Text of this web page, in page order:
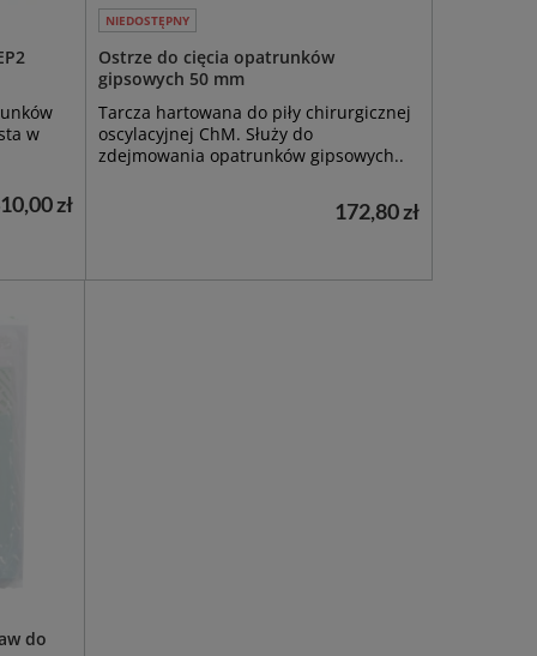
w
zł
NIEDOSTĘPNY
Ostrze do cięcia opatrunków
gipsowych 50 mm
Tarcza hartowana do piły chirurgicznej
oscylacyjnej ChM. Służy do
zdejmowania opatrunków gipsowych..
172,80 zł
do